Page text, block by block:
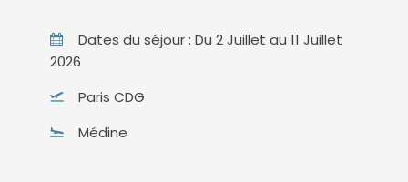
Dates du séjour : Du 2 Juillet au 11 Juillet
2026
Paris CDG
Médine